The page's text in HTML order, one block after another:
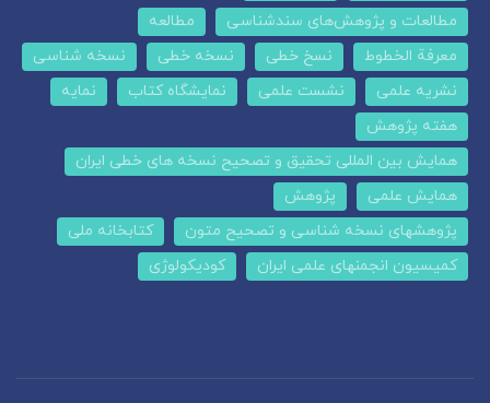
مطالعات و پژوهش‌های سندشناسی
مطالعه
معرفة الخطوط
نسخ خطی نسخه خطی
نسخه شناسی
نشریه علمی
نشست علمی نمایشگاه کتاب
نمایه
هفته پژوهش
همایش بین المللی تحقیق و تصحیح نسخه های خطی ایران
همایش علمی
پژوهش
پژوهشهای نسخه شناسی و تصحیح متون
کتابخانه ملی
کمیسیون انجمنهای علمی ایران
کودیکولوژی